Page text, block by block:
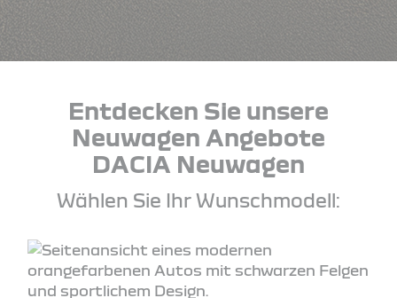
Entdecken Sie unsere
Neuwagen Angebote
DACIA Neuwagen
Wählen Sie Ihr Wunschmodell: